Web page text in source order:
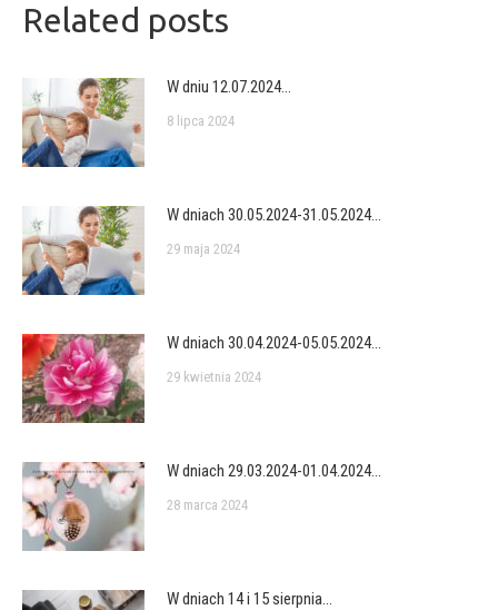
Related posts
W dniu 12.07.2024…
8 lipca 2024
W dniach 30.05.2024-31.05.2024…
29 maja 2024
W dniach 30.04.2024-05.05.2024…
29 kwietnia 2024
W dniach 29.03.2024-01.04.2024…
28 marca 2024
W dniach 14 i 15 sierpnia…